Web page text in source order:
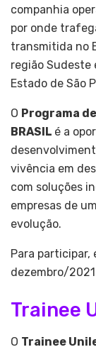
companhia
por onde
transmitida no
região Sudeste
Estado de São
O Programa
BRASIL é a
vivência em
com soluções
empresas de
evolução.
Para
dezembro/
Trainee
O Trainee